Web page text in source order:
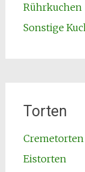
Rührkuchen
Sonstige
Torten
Cremetorten
Eistorten